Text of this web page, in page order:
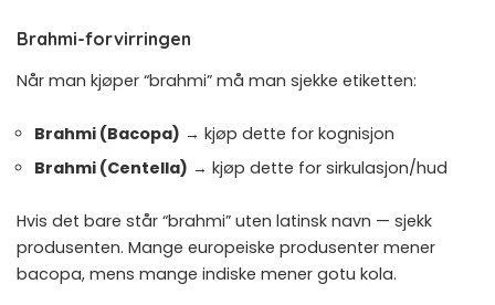
Brahmi-forvirringen
Når man kjøper “brahmi” må man sjekke etiketten:
Brahmi (Bacopa) → kjøp dette for kognisjon
Brahmi (Centella) → kjøp dette for sirkulasjon/hud
Hvis det bare står “brahmi” uten latinsk navn — sjekk
produsenten. Mange europeiske produsenter mener
bacopa, mens mange indiske mener gotu kola.